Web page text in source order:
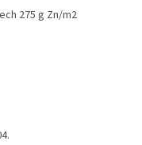
275 g Zn/m2